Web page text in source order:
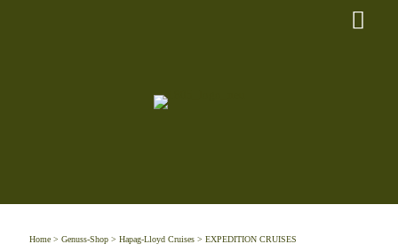
Home > Genuss-Shop > Hapag-Lloyd Cruises > EXPEDITION CRUISES